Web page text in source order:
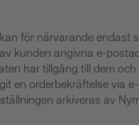
för närvarande endast
kunden angivna e-
har tillgång till dem
en orderbekräftelse via
arkiveras av